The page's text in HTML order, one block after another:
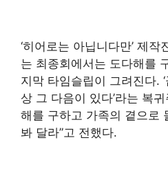
‘히어로는 아닙니다만’ 제작
는 최종회에서는 도다해를
지막 타임슬립이 그려진다.
상 그 다음이 있다’라는 복
해를 구하고 가족의 곁으로
봐 달라”고 전했다.